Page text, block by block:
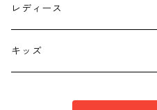
トップス
ボトムス
レディース
トップス
キッズ